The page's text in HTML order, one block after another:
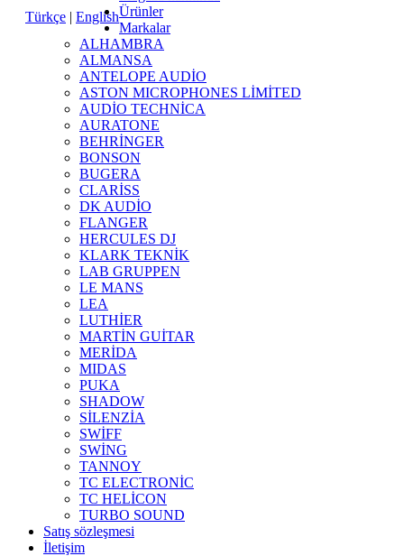
Türkçe | EnglishÜrünler
Markalar
ALHAMBRA
ALMANSA
ANTELOPE AUDİO
ASTON MICROPHONES LİMİTED
AUDİO TECHNİCA
AURATONE
BEHRİNGER
BONSON
BUGERA
CLARİSS
DK AUDİO
FLANGER
HERCULES DJ
KLARK TEKNİK
LAB GRUPPEN
LE MANS
LEA
LUTHİER
MARTİN GUİTAR
MERİDA
MIDAS
PUKA
SHADOW
SİLENZİA
SWİFF
SWİNG
TANNOY
TC ELECTRONİC
TC HELİCON
TURBO SOUND
Satış sözleşmesi
İletişim